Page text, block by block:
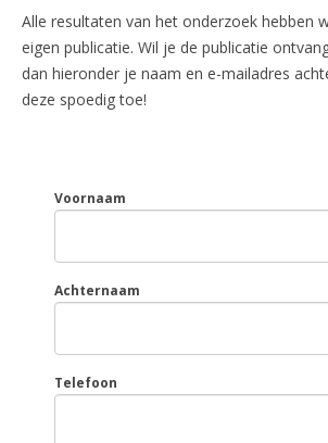
Alle resultaten van het onderzoek hebben
eigen publicatie. Wil je de publicatie
dan hieronder je naam en e-mailadres
deze spoedig toe!
Voornaam
Achternaam
Telefoon